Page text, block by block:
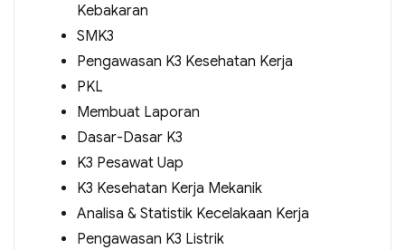
Kebakaran
SMK3
Pengawasan K3 Kesehatan Kerja
PKL
Membuat Laporan
Dasar-Dasar K3
K3 Pesawat Uap
K3 Kesehatan Kerja Mekanik
Analisa & Statistik Kecelakaan Kerja
Pengawasan K3 Listrik